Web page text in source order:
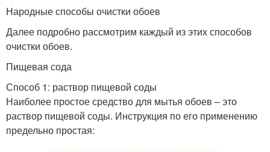
Народные способы очистки обоев
Далее подробно рассмотрим каждый из этих способов
очистки обоев.
Пищевая сода
Способ 1: раствор пищевой соды
Наиболее простое средство для мытья обоев – это
раствор пищевой соды. Инструкция по его применению
предельно простая: